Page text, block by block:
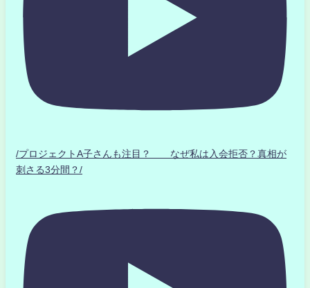
/プロジェクトA子さんも注目？ なぜ私は入会拒否？真相が
刺さる3分間？/